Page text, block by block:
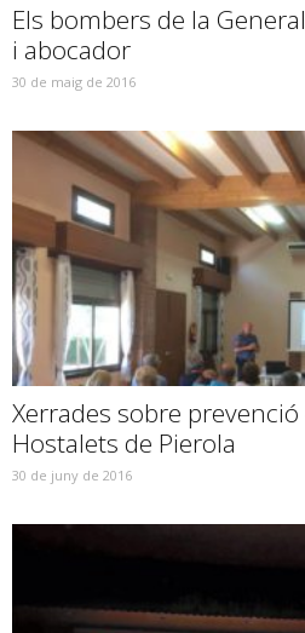
Els bombers de la
i abocador
30 de maig de 2016
Xerrades sobre prevenció
Hostalets de Pierola
30 de juny de 2016